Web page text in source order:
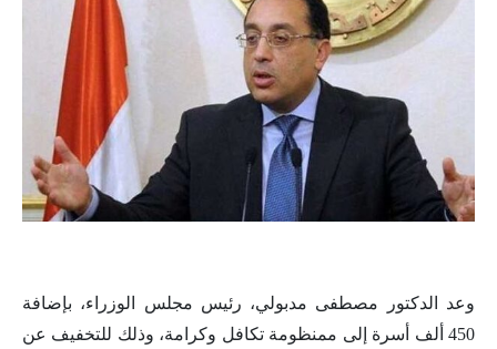
وعد الدكتور مصطفى مدبولي، رئيس مجلس الوزراء، بإضافة
450 ألف أسرة إلى ممنظومة تكافل وكرامة، وذلك للتخفيف عن